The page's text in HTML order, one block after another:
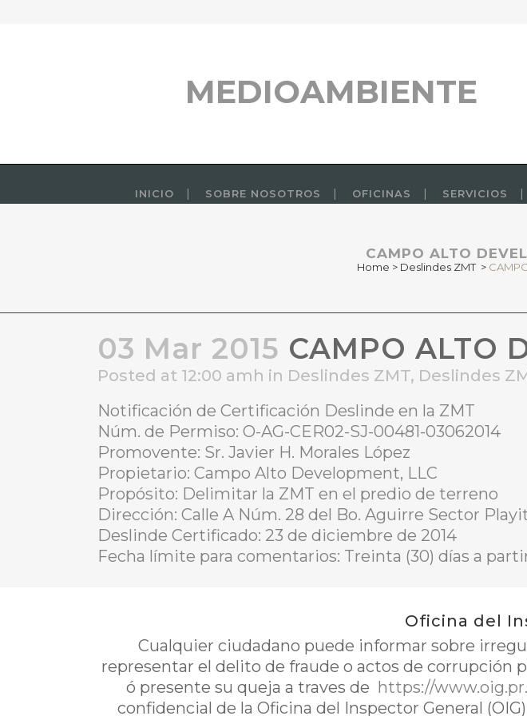
MEDIOAMBIENTE
INICIO SOBRE NOSOTROS OFICINAS SERVICIOS
CAMPO ALTO
Home > Deslindes ZMT >
03 Mar 2015 CAMPO ALTO
Posted at 12:00 amh in Deslindes ZMT, Deslindes
Notificación de Certificación Deslinde en la ZMT
Núm. de Permiso: O-AG-CER02-SJ-00481-03062014
Promovente: Sr. Javier H. Morales López
Propietario: Campo Alto Development, LLC
Propósito: Delimitar la ZMT en el predio de terreno
Dirección: Calle A Núm. 28 del Bo. Aguirre Sector
Deslinde Certificado: 23 de diciembre de 2014
Fecha límite para comentarios: Treinta (30) días a
Oficina del
Cualquier ciudadano puede informar sobre
representar el delito de fraude o actos de corrupción
ó presente su queja a traves de https://
confidencial de la Oficina del Inspector General